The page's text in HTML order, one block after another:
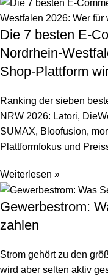
Die 7 besten E-
Nordrhein-
Shop-Plattform
Ranking der sieben
NRW 2026: Latori,
SUMAX, Bloofusion,
Plattformfokus und
Weiterlesen »
Gewerbestrom:
zahlen
Strom gehört zu den
wird aber selten aktiv